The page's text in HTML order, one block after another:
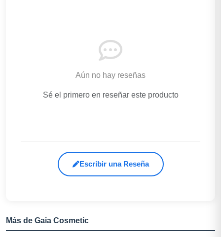
Aún no hay reseñas
Sé el primero en reseñar este producto
Escribir una Reseña
Más de Gaia Cosmetic